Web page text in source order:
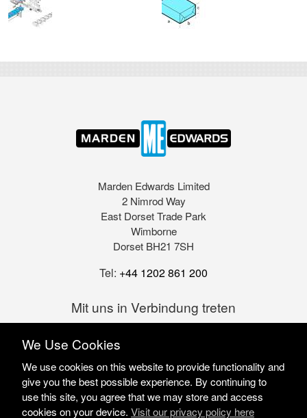
Marden Edwards Limited
2 Nimrod Way
East Dorset Trade Park
Wimborne
Dorset BH21 7SH
Tel: +44 1202 861 200
Mit uns in Verbindung treten
We Use Cookies
We use cookies on this website to provide functionality and
give you the best possible experience. By continuing to
use this site, you agree that we may store and access
cookies on your device. Visit our privacy policy here